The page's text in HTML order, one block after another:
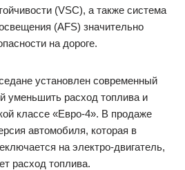
(VSC), а также система
(AFS) значительно
на дороге.
установлен современный
уменьшить расход топлива и
классе «Евро-4». В продаже
автомобиля, которая в
на электро-двигатель,
расход топлива.